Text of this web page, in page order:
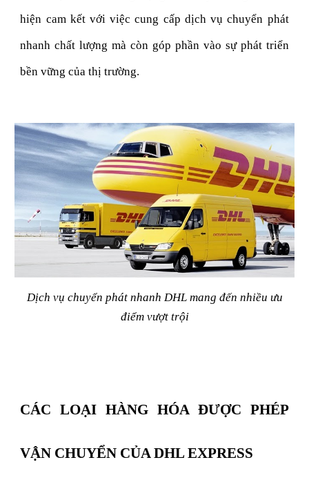
hiện cam kết với việc cung cấp dịch vụ chuyển phát
nhanh chất lượng mà còn góp phần vào sự phát triển
bền vững của thị trường.
Dịch vụ chuyển phát nhanh DHL mang đến nhiều ưu
điểm vượt trội
CÁC LOẠI HÀNG HÓA ĐƯỢC PHÉP
VẬN CHUYỂN CỦA DHL EXPRESS